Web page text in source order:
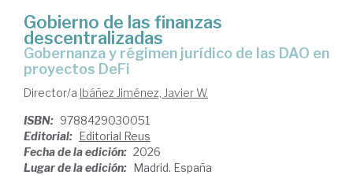
Gobierno de las finanzas
descentralizadas
Gobernanza y régimen jurídico de las DAO en
proyectos DeFi
Director/a Ibáñez Jiménez, Javier W.
ISBN: 9788429030051
Editorial: Editorial Reus
Fecha de la edición: 2026
Lugar de la edición: Madrid. España